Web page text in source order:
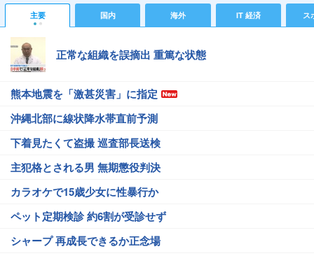
主要 国内 海外 IT 経済 ス
正常な組織を誤摘出 重篤な状態
熊本地震を「激甚災害」に指定
沖縄北部に線状降水帯直前予測
下着見たくて盗撮 巡査部長送検
主犯格とされる男 無期懲役判決
カラオケで15歳少女に性暴行か
ペット定期検診 約6割が受診せず
シャープ 再成長できるか正念場